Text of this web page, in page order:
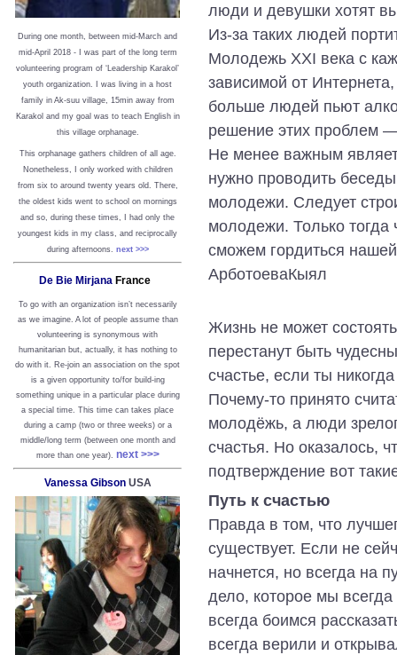
During one month, between mid-March and
mid-April 2018 - I was part of the long term
volunteering program of ‘Leadership Karakol’
youth organization. I was living in a host
family in Ak-suu village, 15min away from
Karakol and my goal was to teach English in
this village orphanage.
This orphanage gathers children of all age.
Nonetheless, I only worked with children
from six to around twenty years old. There,
the oldest kids went to school on mornings
and so, during these times, I had only the
youngest kids in my class, and reciprocally
during afternoons. next >>>
De Bie Mirjana France
To go with an organization isn’t necessarily
as we imagine. A lot of people assume than
volunteering is synonymous with
humanitarian but, actually, it has nothing to
do with it. Re-join an association on the spot
is a given opportunity to/for build-ing
something unique in a particular place during
a special time. This time can takes place
during a camp (two or three weeks) or a
middle/long term (between one month and
more than one year). next >>>
Vanessa GibsonUSA
люди и девушки хотят
Из-за таких людей
Молодежь XXI века с
зависимой от
больше людей пьют
решение этих проблем
Не менее важным
нужно проводить
молодежи. Следует
молодежи. Только
сможем гордиться
АрботоеваКыял
Жизнь не может
перестанут быть
счастье, если ты
Почему-то принято
молодёжь, а люди
счастья. Но оказалось,
подтверждение вот
Путь к счастью
Правда в том, что
существует. Если не
начнется, но всегда на
дело, которое мы
всегда боимся
всегда верили и